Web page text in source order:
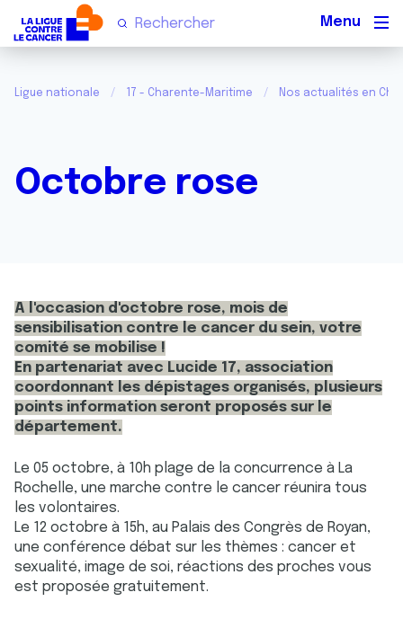
Ligue nationale 17 - Charente-Maritime Nos actualités en
Octobre rose
A l'occasion d'octobre rose, mois de
sensibilisation contre le cancer du sein, votre
comité se mobilise !
En partenariat avec Lucide 17, association
coordonnant les dépistages organisés, plusieurs
points information seront proposés sur le
département.
Le 05 octobre, à 10h plage de la concurrence à La
Rochelle, une marche contre le cancer réunira tous
les volontaires.
Le 12 octobre à 15h, au Palais des Congrès de Royan,
une conférence débat sur les thèmes : cancer et
sexualité, image de soi, réactions des proches vous
est proposée gratuitement.